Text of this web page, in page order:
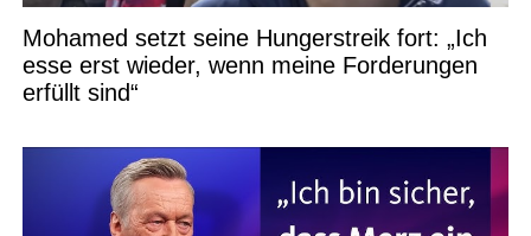
Mohamed setzt seine Hungerstreik fort: „Ich
esse erst wieder, wenn meine Forderungen
erfüllt sind“